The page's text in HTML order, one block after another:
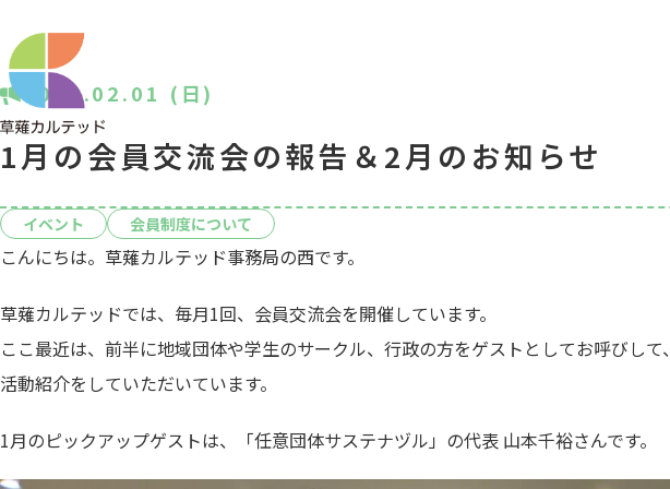
2026.02.01 (日)
1月の会員交流会の報告＆2月のお知らせ
イベント 会員制度について
こんにちは。草薙カルテッド事務局の西です。
草薙カルテッドでは、毎月1回、会員交流会を開催しています。
ここ最近は、前半に地域団体や学生のサークル、行政の方をゲストとしてお呼びして、
活動紹介をしていただいています。
1月のピックアップゲストは、「任意団体サステナヅル」の代表 山本千裕さんです。